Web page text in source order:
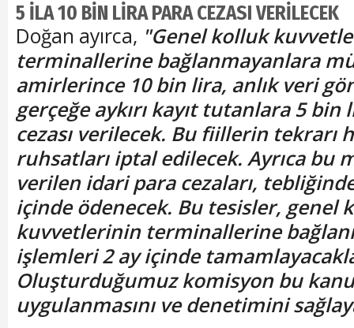
5 İLA 10 BİN LİRA PARA CEZASI VERİLECEK
Doğan ayırca, "Genel kolluk
terminallerine bağlanmayanlara
amirlerince 10 bin lira, anlık veri
gerçeğe aykırı kayıt tutanlara 5
cezası verilecek. Bu fiillerin tekrarı
ruhsatları iptal edilecek. Ayrıca bu
verilen idari para cezaları,
içinde ödenecek. Bu tesisler, genel
kuvvetlerinin terminallerine
işlemleri 2 ay içinde
Oluşturduğumuz komisyon bu
uygulanmasını ve denetimini